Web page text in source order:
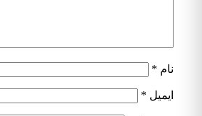
نام *
ایمیل *